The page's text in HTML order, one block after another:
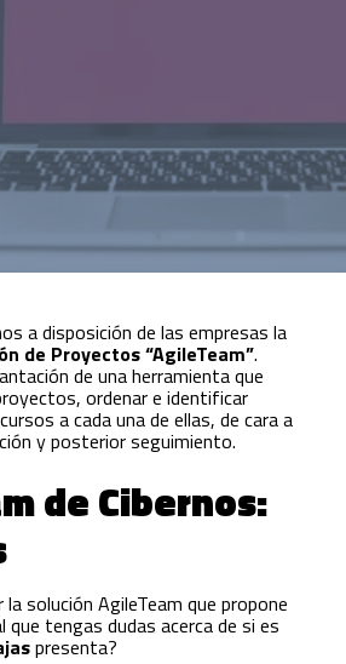
a disposición de las empresas la
de Proyectos “AgileTeam”.
de una herramienta que
ordenar e identificar
a cada una de ellas, de cara a
y posterior seguimiento.
de Cibernos:
solución AgileTeam que propone
que tengas dudas acerca de si es
presenta?